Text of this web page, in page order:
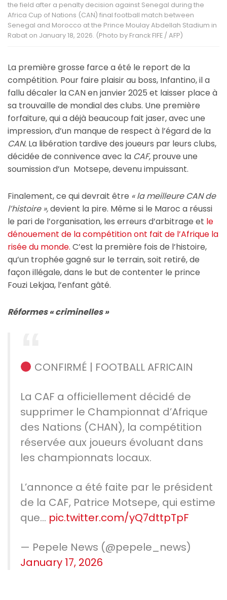
the field after a penalty decision against Senegal during the
Africa Cup of Nations (CAN) final football match between
Senegal and Morocco at the Prince Moulay Abdellah Stadium in
Rabat on January 18, 2026. (Photo by Franck FIFE / AFP)
La première grosse farce a été le report de la
compétition. Pour faire plaisir au boss, Infantino, il a
fallu décaler la CAN en janvier 2025 et laisser place à
sa trouvaille de mondial des clubs. Une première
forfaiture, qui a déjà beaucoup fait jaser, avec une
impression, d’un manque de respect à l’égard de la
CAN. La libération tardive des joueurs par leurs clubs,
décidée de connivence avec la CAF, prouve une
soumission d’un Motsepe, devenu impuissant.
Finalement, ce qui devrait être « la meilleure CAN de
l’histoire »,devient la pire. Même si le Maroc a réussi
le pari de l’organisation, les erreurs d’arbitrage et le
dénouement de la compétition ont fait de l’Afrique la
risée du monde. C’est la première fois de l’histoire,
qu’un trophée gagné sur le terrain, soit retiré, de
façon illégale, dans le but de contenter le prince
Fouzi Lekjaa, l’enfant gâté.
Réformes « criminelles »
CONFIRMÉ | FOOTBALL AFRICAIN
La CAF a officiellement décidé de
supprimer le Championnat d’Afrique
des Nations (CHAN), la compétition
réservée aux joueurs évoluant dans
les championnats locaux.
L’annonce a été faite par le président
de la CAF, Patrice Motsepe, qui estime
que… pic.twitter.com/yQ7dttpTpF
— Pepele News (@pepele_news)
January 17, 2026